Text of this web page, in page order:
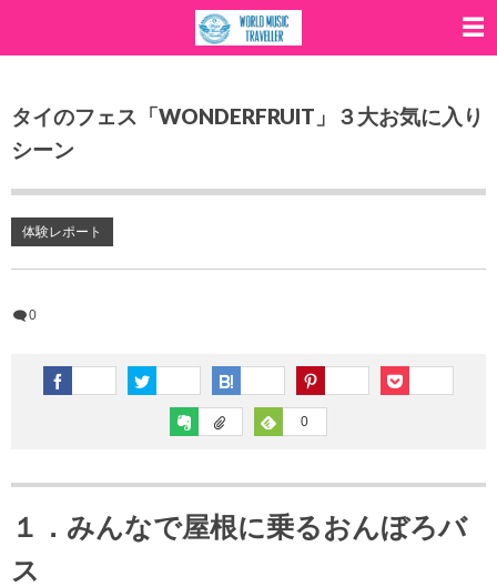
タイのフェス「WONDERFRUIT」３大お気に入り
シーン
体験レポート
0
0
１．みんなで屋根に乗るおんぼろバ
ス